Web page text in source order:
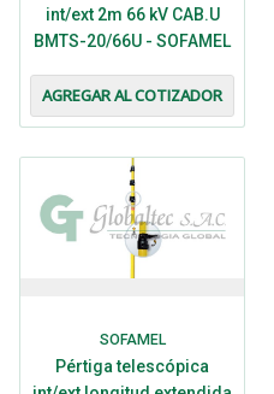
int/ext 2m 66 kV CAB.U
BMTS-20/66U - SOFAMEL
AGREGAR AL COTIZADOR
SOFAMEL
Pértiga telescópica